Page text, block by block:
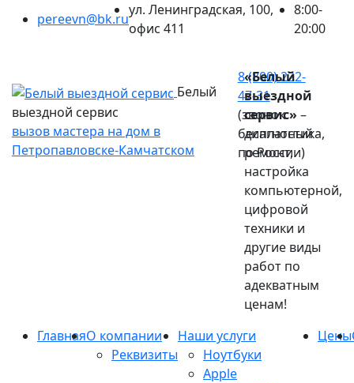
pereevn@bk.ru
ул. Ленинградская, 100,
офис 411
8:00-
20:00
Белый
выездной сервис
вызов мастера на дом в
Петропавловске-Камчатском
8 (800) 222-
47-31
(звонок
бесплатный
по России)
«Белый
выездной
сервис» –
диагностика,
ремонт,
настройка
компьютерной,
цифровой
техники и
другие виды
работ по
адекватным
ценам!
ГлавнаяО компании
Реквизиты
Наши услуги
Ноутбуки
Apple
Цены